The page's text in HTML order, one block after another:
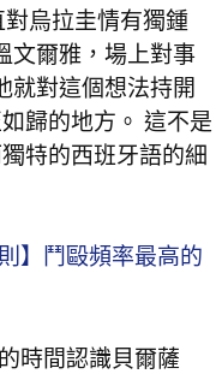
烏拉圭情有獨鍾
爾雅，場上對事
對這個想法持開
歸的地方。 這不是
特的西班牙語的細
】鬥毆頻率最高的
時間認識貝爾薩